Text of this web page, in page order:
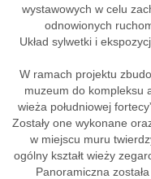
wystawowych w celu
odnowionych
Układ sylwetki i
W ramach projektu
muzeum do kompleksu
wieża południowej
Zostały one wykonane
w miejscu muru
ogólny kształt wieży
Panoramiczna